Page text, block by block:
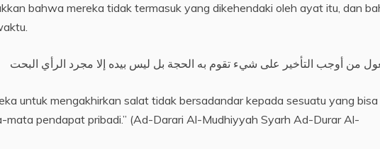
bahwa mereka tidak termasuk yang dikehendaki oleh ayat itu, dan
من أوجب التأخير على شيء تقوم به الحجة بل ليس بيده إلا مجرد الرأي البحت
untuk mengakhirkan salat tidak bersadandar kepada sesuatu yang bisa
mata pendapat pribadi.” (Ad-Darari Al-Mudhiyyah Syarh Ad-Durar Al-